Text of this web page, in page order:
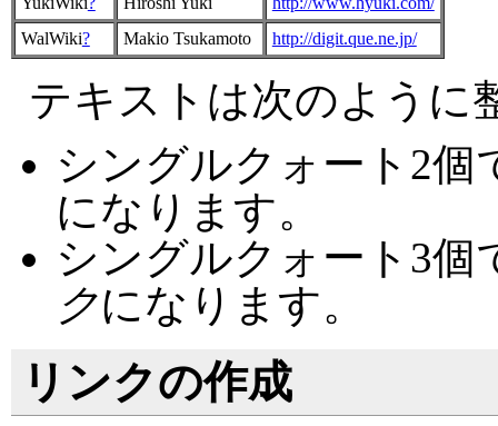
WalWiki? Makio Tsukamoto http://digit.que.ne.jp/
テキストは次のように
シングルクォート2個
になります。
シングルクォート3個
クになります。
リンクの作成